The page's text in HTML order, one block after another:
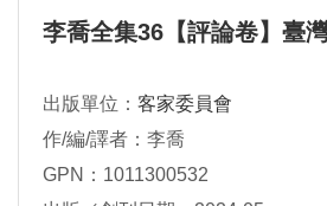
李喬全集36【評論卷】臺
出版單位： 客家委員會
作/編/譯者：李喬
GPN：1011300532